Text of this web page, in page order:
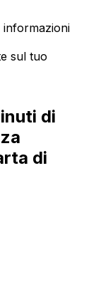
informazioni
sul tuo
di
di